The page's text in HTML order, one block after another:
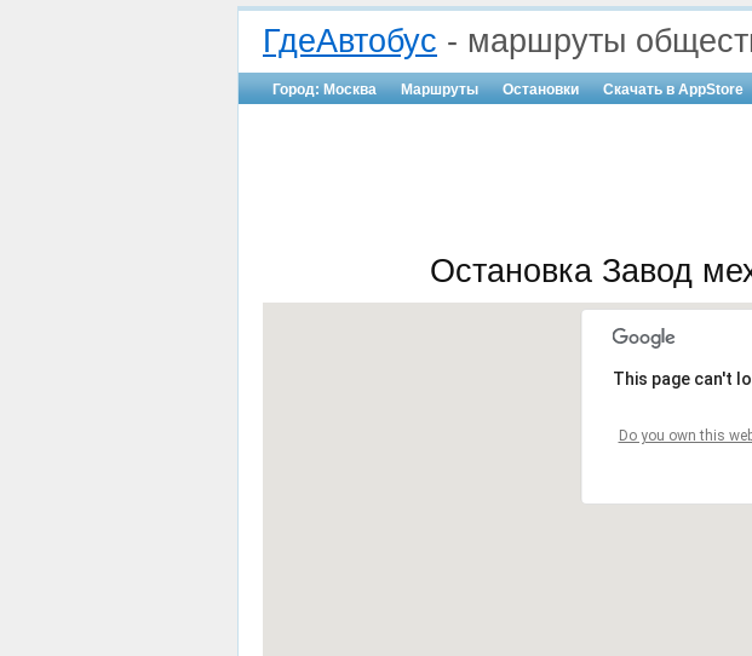
ГдеАвтобус - маршруты
Город: Москва Маршруты Остановки Скачать в AppStore
Остановка Завод
This page can't
Do you own this